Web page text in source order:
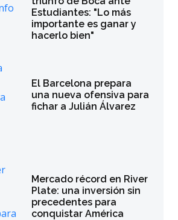
Estudiantes: "Lo más
importante es ganar y
hacerlo bien"
El Barcelona prepara
una nueva ofensiva para
fichar a Julián Álvarez
Mercado récord en River
Plate: una inversión sin
precedentes para
conquistar América